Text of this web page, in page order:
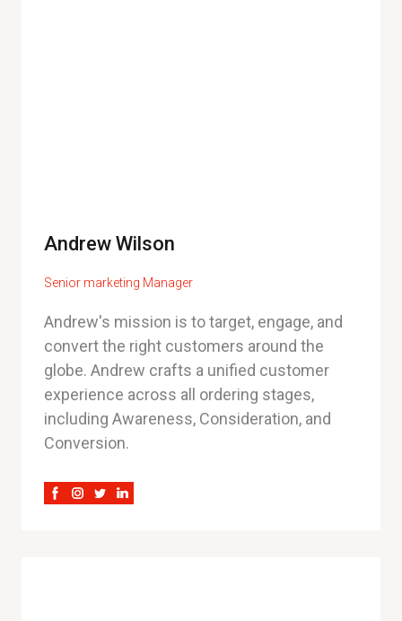
Andrew Wilson
Senior marketing Manager
Andrew's mission is to target, engage, and
convert the right customers around the
globe. Andrew crafts a unified customer
experience across all ordering stages,
including Awareness, Consideration, and
Conversion.